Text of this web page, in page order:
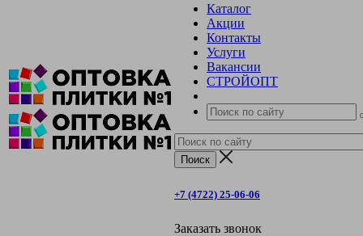
Каталог
Акции
Контакты
Услуги
Вакансии
СТРОЙОПТ
+7 (4722) 25-06-06
Заказать звонок